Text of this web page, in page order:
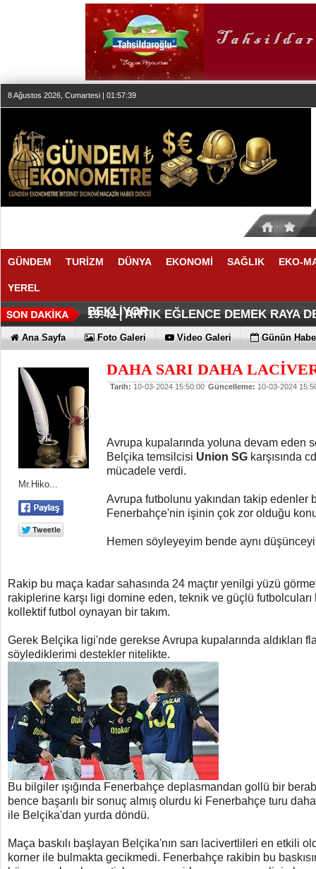
8 Ağustos 2026, Cumartesi | 01:57:39
GÜNDEM TURİZM DÜNYA EKONOMİ SAĞLIK EKO-
YEREL
20:00 |SEKTÖR, İSTİKRARLI BÜYÜME
BEKLİYOR
19:58 |MAKYÖZ CANSU DURKUN'DAN
19:42 |ARTIK EĞLENCE DEMEK RAYA
19:38 |İŞTE OYAK ÇİMENTO FARKI
19:36 |HER YÖNÜYLE MAXİMUM
19:30 |ÜÇÜNCÜ KEZ BULUTLARIN
19:27 |HOMEPORT STRATEJİSİ
SAĞLIYOR
07:09 |İŞTE O 500
Ana Sayfa Foto Galeri Video Galeri Günün
Mr.Hiko...
DAHA SARI DAHA
Tarih: 10-03-2024 15:50:00 Güncelleme: 10-03-2024
Avrupa kupalarında yoluna devam eden
Belçika temsilcisi Union SG karşısında
mücadele verdi.
Avrupa futbolunu yakından takip edenler
Fenerbahçe'nin işinin çok zor olduğu
Hemen söyleyeyim bende aynı
Rakip bu maça kadar sahasında 24 maçtır yenilgi yüzü
rakiplerine karşı ligi domine eden, teknik ve güçlü futbolcuları
kollektif futbol oynayan bir takım.
Gerek Belçika ligi'nde gerekse Avrupa kupalarında aldıkları
söylediklerimi destekler nitelikte.
Bu bilgiler ışığında Fenerbahçe deplasmandan gollü bir
bence başarılı bir sonuç almış olurdu ki Fenerbahçe turu
ile Belçika'dan yurda döndü.
Maça baskılı başlayan Belçika'nın sarı lacivertlileri en etkili
korner ile bulmakta gecikmedi. Fenerbahçe rakibin bu